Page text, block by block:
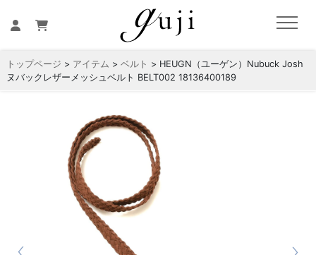
トップページ > アイテム > ベルト > HEUGN（ユーゲン）Nubuck Josh
ヌバックレザーメッシュベルト BELT002 18136400189